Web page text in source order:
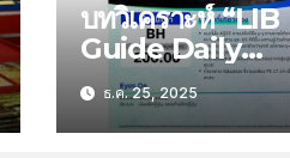
บทวิเคราะห์ “LIB
Guide Daily
Strategy” ประจ
พฤหัสที่ 25 ธันวาค
2568 หัวข้อ “ติด
ธ.ค. 25, 2025